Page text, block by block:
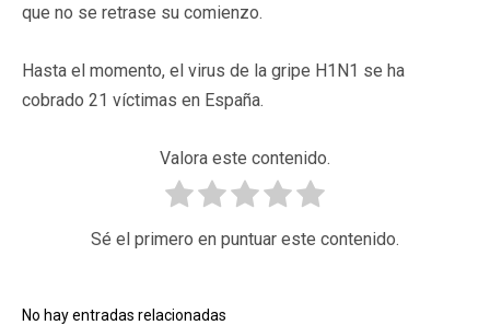
que no se retrase su comienzo.
Hasta el momento, el virus de la gripe H1N1 se ha
cobrado 21 víctimas en España.
Valora este contenido.
Sé el primero en puntuar este contenido.
No hay entradas relacionadas